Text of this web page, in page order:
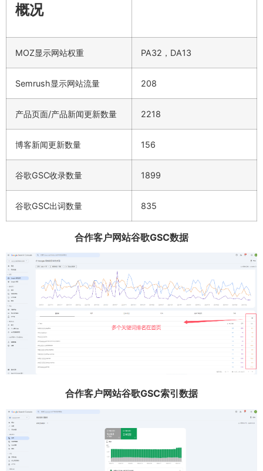
概况
MOZ显示网站权重 PA32，DA13
Semrush显示网站流量 208
产品页面/产品新闻更新数量 2218
博客新闻更新数量 156
谷歌GSC收录数量 1899
谷歌GSC出词数量 835
合作客户网站谷歌GSC数据
合作客户网站谷歌GSC索引数据